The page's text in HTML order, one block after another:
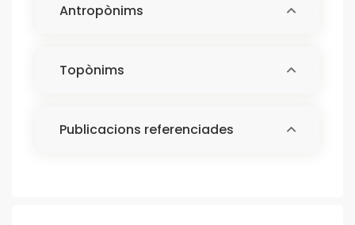
Antropònims
Topònims
Publicacions referenciades